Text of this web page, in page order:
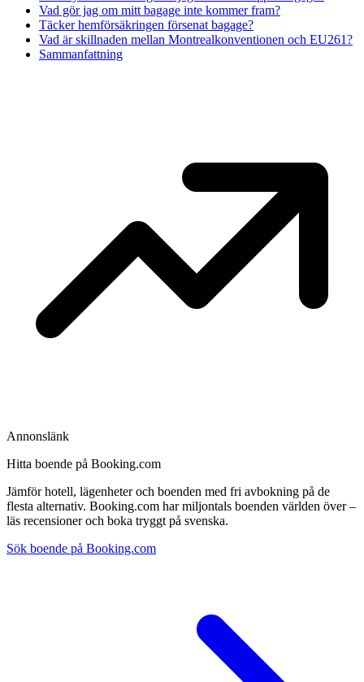
Vad gör jag om mitt bagage inte kommer fram?
Täcker hemförsäkringen försenat bagage?
Vad är skillnaden mellan Montrealkonventionen och EU261?
Sammanfattning
Annonslänk
Hitta boende på Booking.com
Jämför hotell, lägenheter och boenden med fri avbokning på de
flesta alternativ. Booking.com har miljontals boenden världen över –
läs recensioner och boka tryggt på svenska.
Sök boende på Booking.com